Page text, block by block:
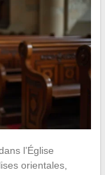
l’Église
orientales,